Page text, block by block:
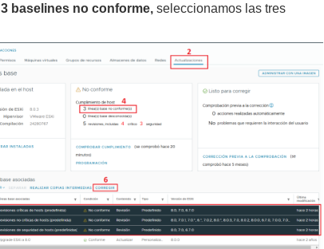
3 baselines no conforme, seleccionamos las tres